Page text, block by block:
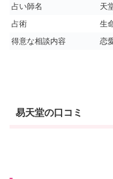
占い師名
天
占術
生
得意な相談内容
恋
易天堂の口コミ